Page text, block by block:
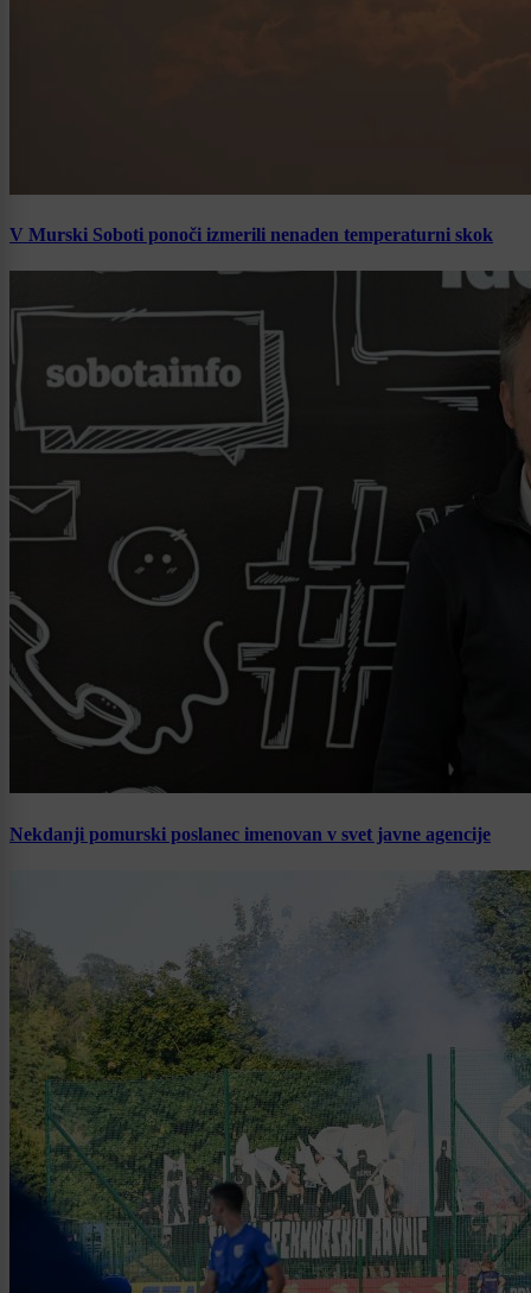
V Murski Soboti ponoči izmerili nenaden temperaturni skok
Nekdanji pomurski poslanec imenovan v svet javne agencije